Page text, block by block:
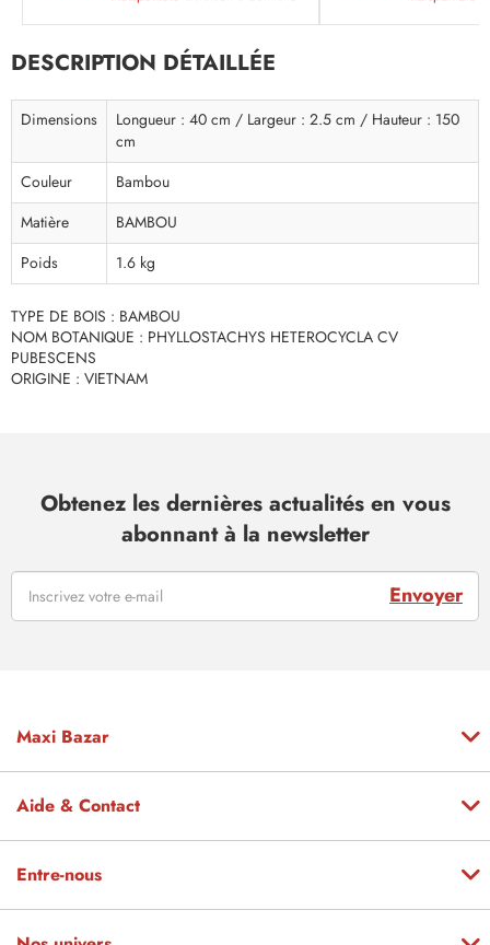
DESCRIPTION DÉTAILLÉE
Dimensions
Longueur : 40 cm / Largeur : 2.5 cm / Hauteur : 150
cm
Couleur
Bambou
Matière
BAMBOU
Poids
1.6 kg
TYPE DE BOIS : BAMBOU
NOM BOTANIQUE : PHYLLOSTACHYS HETEROCYCLA CV
PUBESCENS
ORIGINE : VIETNAM
Obtenez les dernières actualités en vous
abonnant à la newsletter
Envoyer
Maxi Bazar
Aide & Contact
Entre-nous